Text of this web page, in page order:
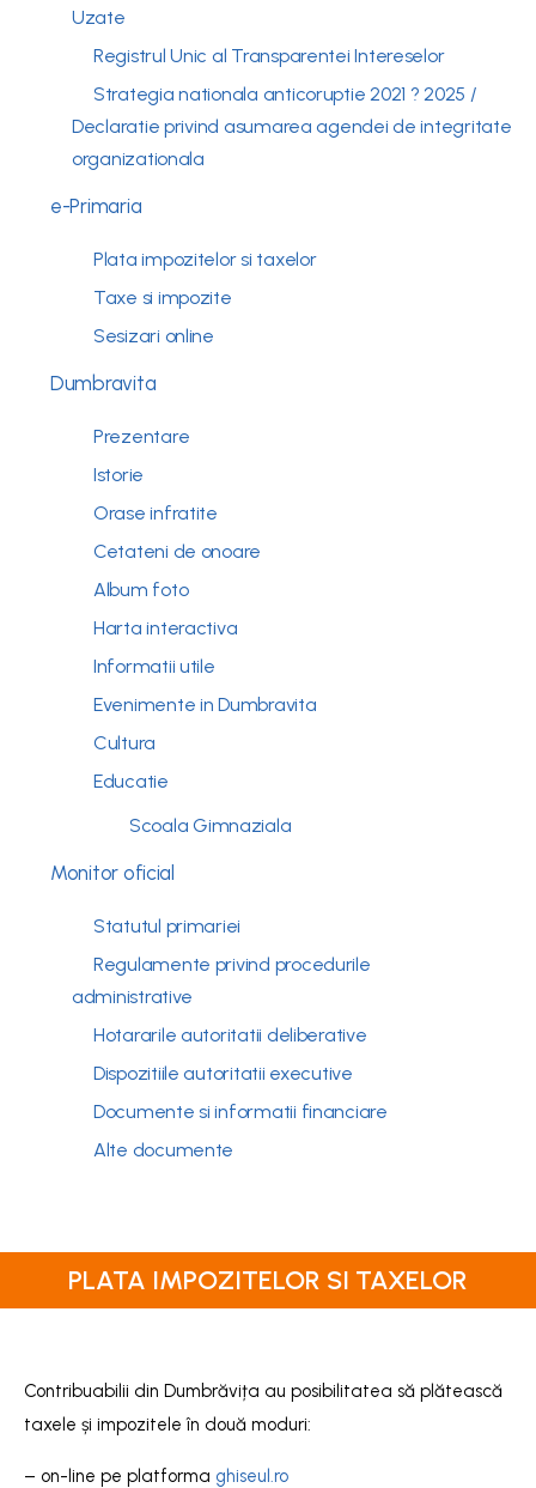
Uzate
Registrul Unic al Transparentei Intereselor
Strategia nationala anticoruptie 2021 ? 2025 /
Declaratie privind asumarea agendei de integritate
organizationala
e-Primaria
Plata impozitelor si taxelor
Taxe si impozite
Sesizari online
Dumbravita
Prezentare
Istorie
Orase infratite
Cetateni de onoare
Album foto
Harta interactiva
Informatii utile
Evenimente in Dumbravita
Cultura
Educatie
Scoala Gimnaziala
Monitor oficial
Statutul primariei
Regulamente privind procedurile
administrative
Hotararile autoritatii deliberative
Dispozitiile autoritatii executive
Documente si informatii financiare
Alte documente
PLATA IMPOZITELOR SI TAXELOR
Contribuabilii din Dumbrăvița au posibilitatea să plătească
taxele și impozitele în două moduri:
– on-line pe platforma ghiseul.ro